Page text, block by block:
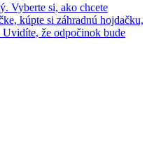
Vyberte si, ako chcete
kúpte si záhradnú hojdačku,
že odpočinok bude